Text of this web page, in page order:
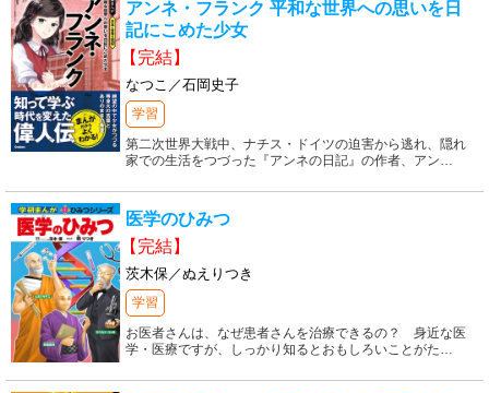
アンネ・フランク 平和な世界への思いを日
記にこめた少女
【完結】
なつこ／石岡史子
学習
第二次世界大戦中、ナチス・ドイツの迫害から逃れ、隠れ
家での生活をつづった『アンネの日記』の作者、アン…
医学のひみつ
【完結】
茨木保／ぬえりつき
学習
お医者さんは、なぜ患者さんを治療できるの？ 身近な医
学・医療ですが、しっかり知るとおもしろいことがた…